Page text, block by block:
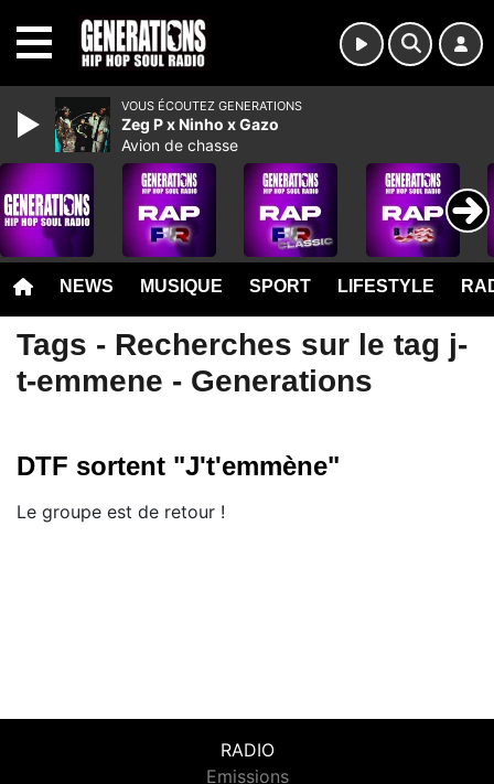
NEWS MUSIQUE SPORT LIFESTYLE
Tags - Recherches sur le tag j-
t-emmene - Generations
DTF sortent "J't'emmène"
Le groupe est de retour !
RADIO
Emissions
VOUS ÉCOUTEZ GENERATIONS
Zeg P x Ninho x Gazo
Avion de chasse